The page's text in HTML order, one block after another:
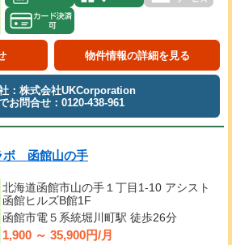
物件情報の詳細を見る
：株式会社UKCorporation
お問合せ：0120-438-961
ボ 函館山の手
北海道函館市山の手１丁目1-10 アシスト
函館ヒルズB館1F
函館市電５系統堀川町駅 徒歩26分
1,900 ～ 35,900円/月